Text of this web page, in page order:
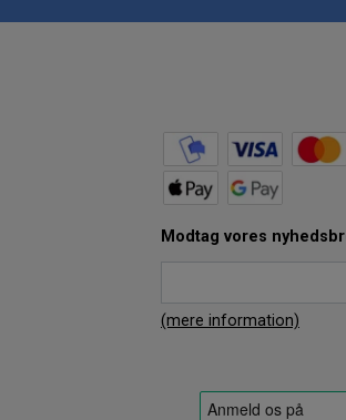
Modtag vores
(mere information)